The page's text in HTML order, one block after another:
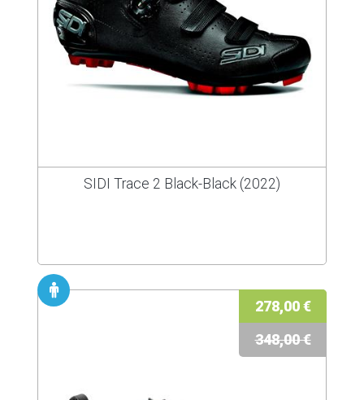
SIDI Trace 2 Black-Black (2022)
278,00 €
348,00 €